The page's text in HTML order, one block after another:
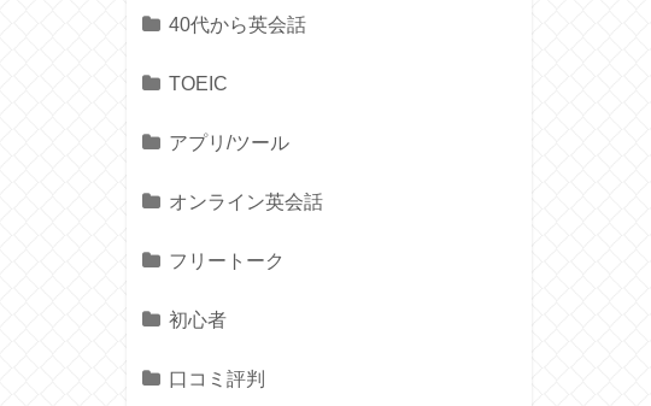
40代から英会話
TOEIC
アプリ/ツール
オンライン英会話
フリートーク
初心者
口コミ評判